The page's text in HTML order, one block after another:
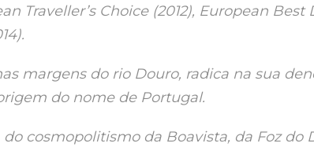
Traveller’s Choice (2012), European
margens do rio Douro, radica na sua
do nome de Portugal.
cosmopolitismo da Boavista, da Foz do